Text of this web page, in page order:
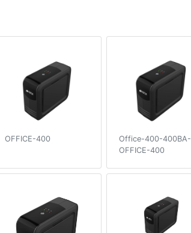
OFFICE-400
Office-400-400ВA-
OFFICE-400